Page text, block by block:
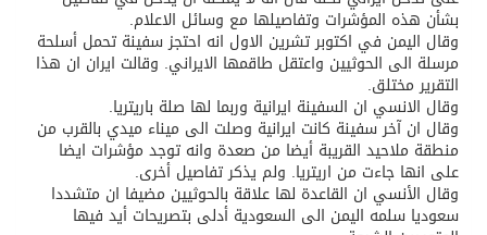
بشأن هذه المؤشرات وتفاصيلها مع وسائل الاعلام.
وقال اليمن في اكتوبر تشرين الاول انه احتجز سفينة تحمل أسلحة
مرسلة الى الحوثيين واعتقل طاقمها الايراني. وقالت ايران ان هذا
التقرير مختلق.
وقال الانسي ان السفينة ايرانية وربما لها صلة باريتريا.
وقال ان آخر سفينة كانت ايرانية وصلت الى ميناء ميدي بالقرب من
منطقة ملاحيد القريبة أيضا من صعدة وانه توجد مؤشرات ايضا
على انها جاءت من اريتريا. ولم يذكر تفاصيل أخرى.
وقال الأنسي ان القاعدة لها علاقة بالحوثيين مضيفا ان متشددا
سعوديا سلمه اليمن الى السعودية أدلى بتصريحات أيد فيها